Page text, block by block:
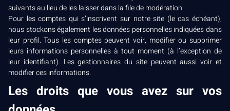
suivants au lieu de les laisser dans la file de modération.
Pour les comptes qui s’inscrivent sur notre site (le cas échéant),
nous stockons également les données personnelles indiquées dans
leur profil. Tous les comptes peuvent voir, modifier ou supprimer
leurs informations personnelles à tout moment (à l’exception de
leur identifiant). Les gestionnaires du site peuvent aussi voir et
modifier ces informations.
Les droits que vous avez sur vos